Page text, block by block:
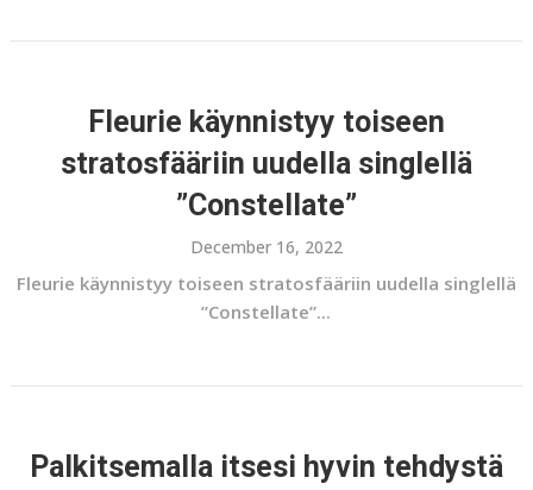
Fleurie käynnistyy toiseen
stratosfääriin uudella singlellä
”Constellate”
December 16, 2022
Fleurie käynnistyy toiseen stratosfääriin uudella singlellä
”Constellate”...
Palkitsemalla itsesi hyvin tehdystä